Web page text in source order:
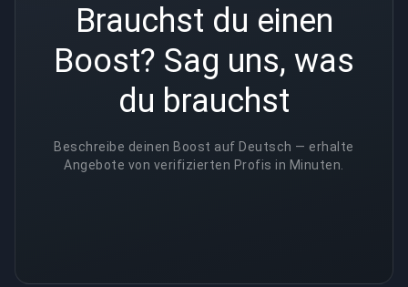
Brauchst du einen
Boost? Sag uns, was
du brauchst
Beschreibe deinen Boost auf Deutsch — erhalte
Angebote von verifizierten Profis in Minuten.